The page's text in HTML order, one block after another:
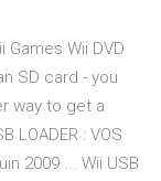
Games Wii DVD
SD card - you
way to get a
LOADER : VOS
2009 ... Wii USB